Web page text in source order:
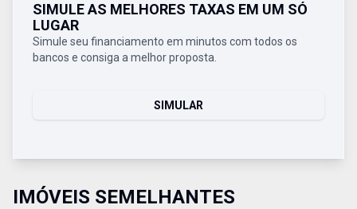
SIMULE AS MELHORES TAXAS EM UM SÓ
LUGAR
Simule seu financiamento em minutos com todos os
bancos e consiga a melhor proposta.
SIMULAR
IMÓVEIS SEMELHANTES